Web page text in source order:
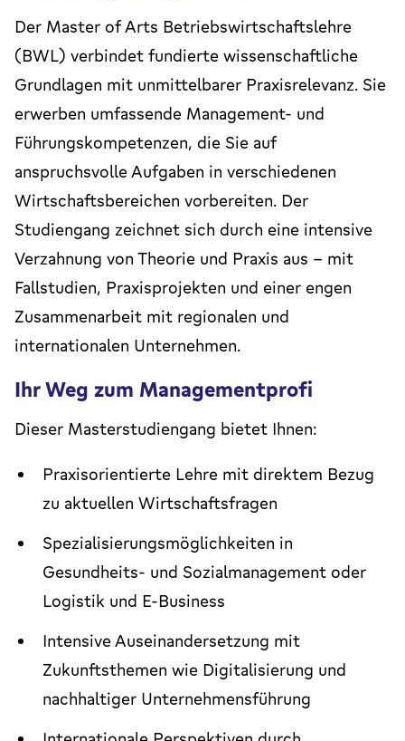
Der Master of Arts Betriebswirtschaftslehre
(BWL) verbindet fundierte wissenschaftliche
Grundlagen mit unmittelbarer Praxisrelevanz. Sie
erwerben umfassende Management- und
Führungskompetenzen, die Sie auf
anspruchsvolle Aufgaben in verschiedenen
Wirtschaftsbereichen vorbereiten. Der
Studiengang zeichnet sich durch eine intensive
Verzahnung von Theorie und Praxis aus – mit
Fallstudien, Praxisprojekten und einer engen
Zusammenarbeit mit regionalen und
internationalen Unternehmen.
Ihr Weg zum Managementprofi
Dieser Masterstudiengang bietet Ihnen:
Praxisorientierte Lehre mit direktem Bezug
zu aktuellen Wirtschaftsfragen
Spezialisierungsmöglichkeiten in
Gesundheits- und Sozialmanagement oder
Logistik und E-Business
Intensive Auseinandersetzung mit
Zukunftsthemen wie Digitalisierung und
nachhaltiger Unternehmensführung